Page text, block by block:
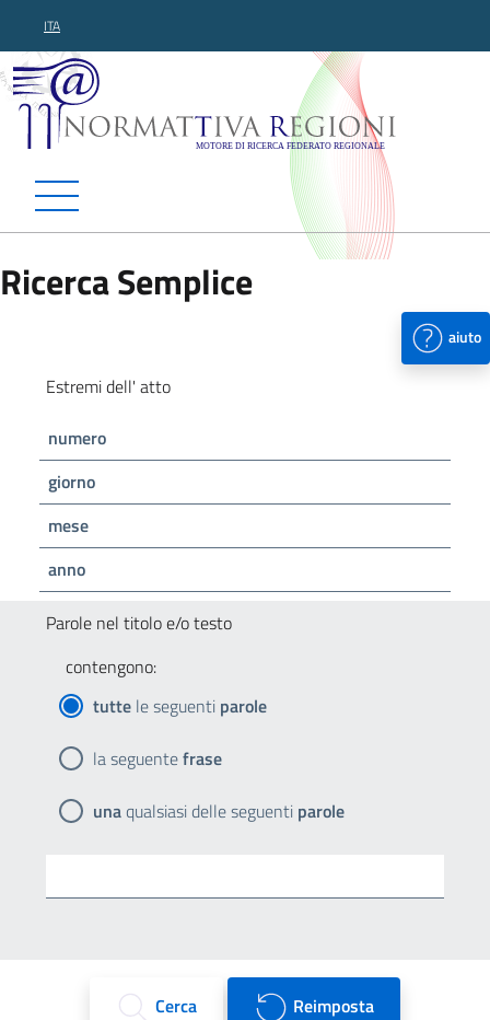
ITA
Normattiva Regioni -
Ricerca Semplice
aiuto
Estremi dell' atto
numero
giorno
mese
anno
Parole nel titolo e/o testo
contengono:
tutte le seguenti parole
la seguentefrase
unaqualsiasi delle seguenti parole
Cerca Reimposta